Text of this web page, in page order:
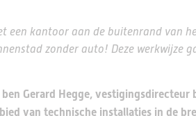
een kantoor aan de buitenrand van
zonder auto! Deze werkwijze
ben Gerard Hegge, vestigingsdirecteur
van technische installaties in de